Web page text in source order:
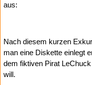
aus:
Nach diesem kurzen
man eine Diskette einlegt
dem fiktiven Pirat
will.